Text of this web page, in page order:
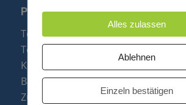
PRODUKTE
Telefonanlagen
Telefone
Konftel Konferenztelefone
Baugruppen
Zubehör & Ersatzteile
Alles zulassen
Ablehnen
Einzeln bestätigen